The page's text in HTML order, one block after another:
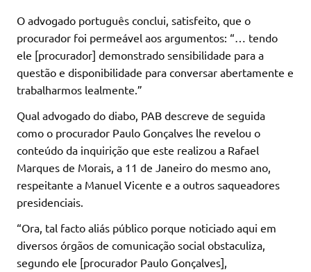
O advogado português conclui, satisfeito, que o
procurador foi permeável aos argumentos: “… tendo
ele [procurador] demonstrado sensibilidade para a
questão e disponibilidade para conversar abertamente e
trabalharmos lealmente.”
Qual advogado do diabo, PAB descreve de seguida
como o procurador Paulo Gonçalves lhe revelou o
conteúdo da inquirição que este realizou a Rafael
Marques de Morais, a 11 de Janeiro do mesmo ano,
respeitante a Manuel Vicente e a outros saqueadores
presidenciais.
“Ora, tal facto aliás público porque noticiado aqui em
diversos órgãos de comunicação social obstaculiza,
segundo ele [procurador Paulo Gonçalves],